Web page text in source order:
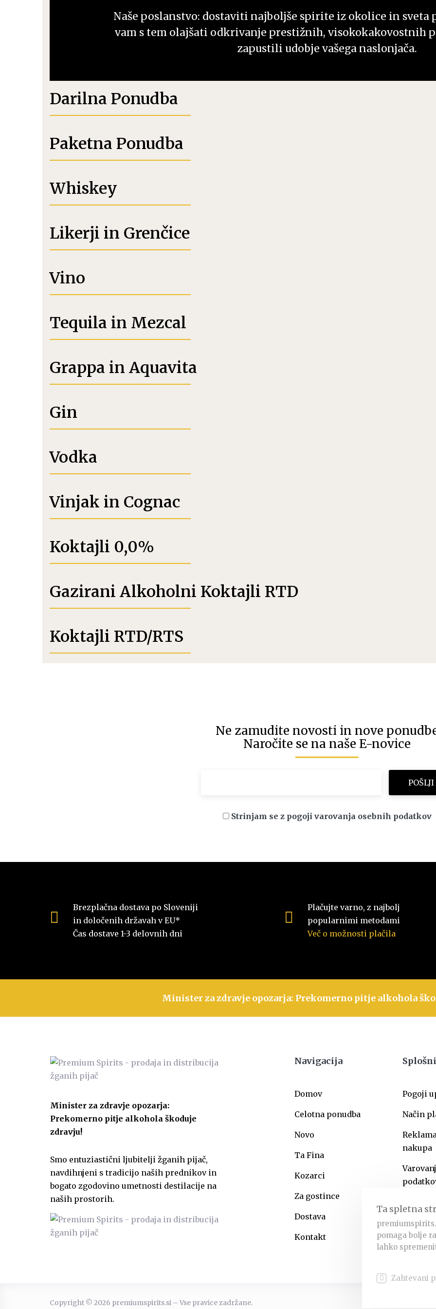
Bag in Box Koktajli
Naše poslanstvo: dostaviti najboljše spirite iz okolice in sveta
vam s tem olajšati odkrivanje prestižnih, visokokakovostnih
zapustili udobje vašega naslonjača.
Darilna Ponudba
Paketna Ponudba
Whiskey
Likerji in Grenčice
Vino
Tequila in Mezcal
Grappa in Aquavita
Gin
Vodka
Vinjak in Cognac
Koktajli 0,0%
Gazirani Alkoholni Koktajli RTD
Koktajli RTD/RTS
Ne zamudite novosti in nove
Naročite se na naše E-novice
Strinjam se z pogoji varovanja osebnih podatkov
Brezplačna dostava po Sloveniji
in določenih državah v EU*
Čas dostave 1-3 delovnih dni
Plačujte varno, z najbolj
popularnimi metodami
Več o možnosti plačila
Minister za zdravje opozarja: Prekomerno pitje alkohola
Minister za zdravje opozarja:
Prekomerno pitje alkohola škoduje
zdravju!
Smo entuziastični ljubitelji žganih pijač,
navdihnjeni s tradicijo naših prednikov in
bogato zgodovino umetnosti destilacije na
naših prostorih.
Navigacija
Domov
Celotna ponudba
Novo
Ta Fina
Kozarci
Za gostince
Dostava
Kontakt
Pogoji
Način
nakupa
Copyright © 2026 premiumspirits.si – Vse pravice zadržane.
Ta spletna
pomaga bolje
lahko
Zahtevani